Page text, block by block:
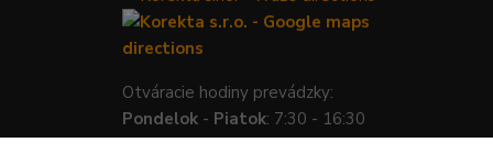
Otváracie hodiny prevádzky:
Pondelok - Piatok: 7:30 - 16:30